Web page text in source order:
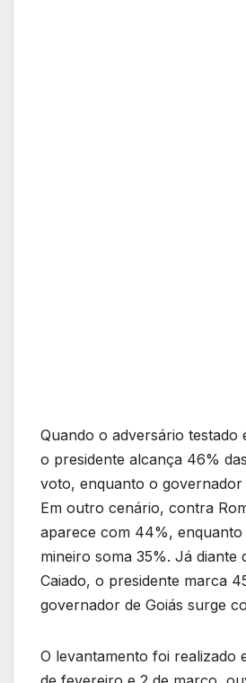
Quando o adversário testado
o presidente alcança 46%
voto, enquanto o governador
Em outro cenário, contra
aparece com 44%,
mineiro soma 35%. Já diante
Caiado, o presidente marca
governador de Goiás surge
O levantamento foi realizado